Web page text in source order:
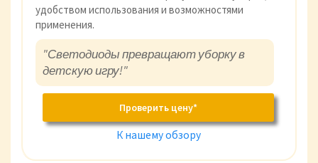
удобством использования и возможностями
применения.
"Светодиоды превращают уборку в
детскую игру!"
Проверить цену*
К нашему обзору